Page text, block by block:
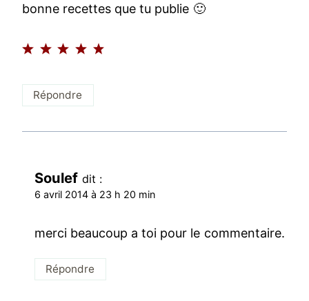
bonne recettes que tu publie 🙂
Répondre
Soulef dit :
6 avril 2014 à 23 h 20 min
merci beaucoup a toi pour le commentaire.
Répondre